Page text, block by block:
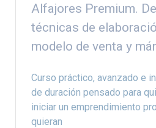
Alfajores Premium.
técnicas de
modelo de venta y
Curso práctico, avanzado e
de duración pensado para
iniciar un emprendimiento
quieran